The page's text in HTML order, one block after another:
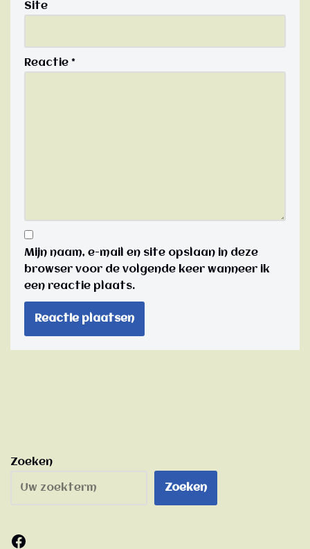
Site
Reactie *
Mijn naam, e-mail en site opslaan in deze
browser voor de volgende keer wanneer ik
een reactie plaats.
Zoeken
Zoeken